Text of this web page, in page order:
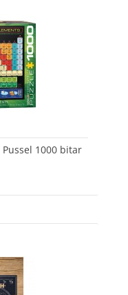
1000 bitar